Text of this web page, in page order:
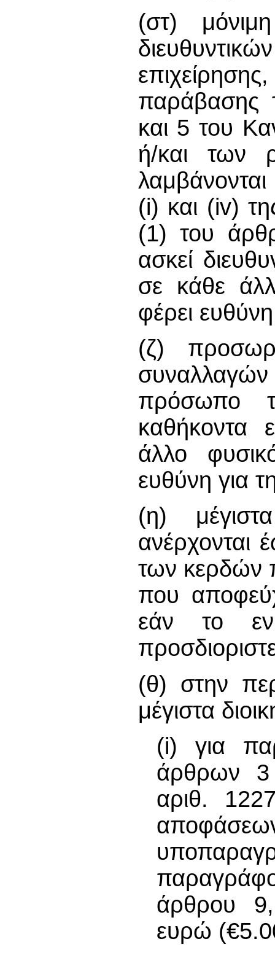
(στ)
παράβασης
και 5 του
ή/και των
(i) και (iv)
(1) του
ασκεί
σε κάθε
φέρει
(ζ)
πρόσωπο
καθήκοντα
άλλο
ευθύνη για
(η)
ανέρχονται
των κερδών
που
εάν το
(θ) στην
μέγιστα
(i) για
άρθρων 3
αριθ.
άρθρου
ευρώ